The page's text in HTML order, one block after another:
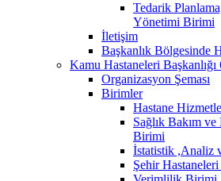
Tedarik
Yönetimi Birimi
İletişim
Başkanlık Bölgesinde
Kamu Hastaneleri Başkanlığı
Organizasyon Şeması
Birimler
Hastane
Sağlık Bakım
Birimi
İstatistik ,Analiz
Şehir